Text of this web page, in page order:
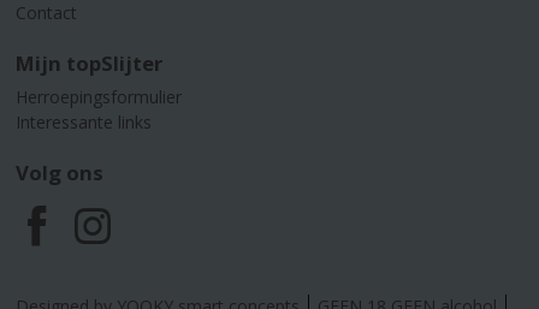
Contact
Mijn topSlijter
Herroepingsformulier
Interessante links
Volg ons
F
a
I
n